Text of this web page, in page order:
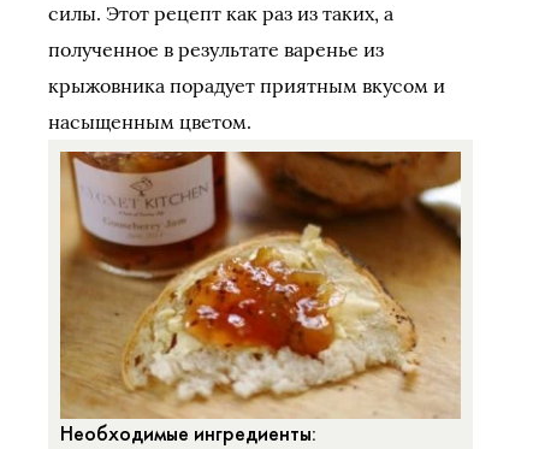
силы. Этот рецепт как раз из таких, а
полученное в результате варенье из
крыжовника порадует приятным вкусом и
насыщенным цветом.
Необходимые ингредиенты: